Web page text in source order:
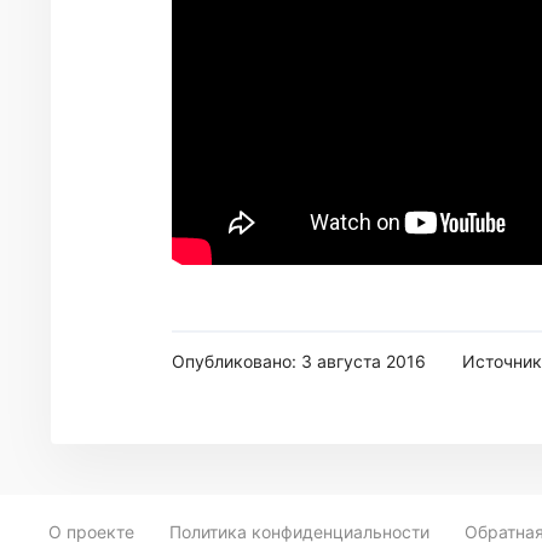
Опубликовано: 3 августа 2016
О проекте Политика конфиденциальности